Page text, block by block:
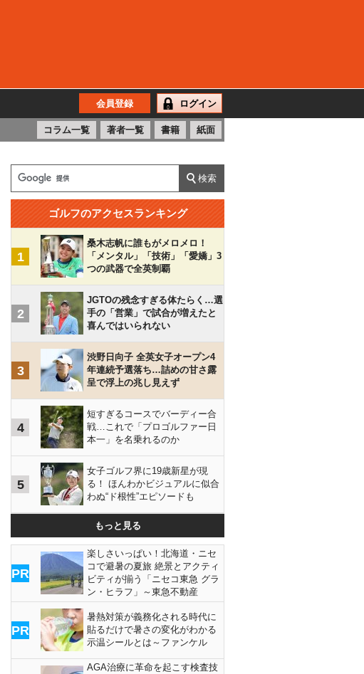
会員登録 ログイン
コラム一覧 著者一覧 書籍 紙面
ゴルフのアクセスランキング
1
桑木志帆に誰もがメロメロ！
「メンタル」「技術」「愛嬌」3
つの武器で全英制覇
2
JGTOの残念すぎる体たらく…選
手の「営業」で試合が増えたと
喜んではいられない
3
渋野日向子 全英女子オープン4
年連続予選落ち…詰めの甘さ露
呈で浮上の兆し見えず
4
短すぎるコースでバーディー合
戦…これで「プロゴルファー日
本一」を名乗れるのか
5
女子ゴルフ界に19歳新星が現
る！ ほんわかビジュアルに似合
わぬ“ド根性”エピソードも
もっと見る
PR
楽しさいっぱい！北海道・ニセ
コで避暑の夏旅 絶景とアクティ
ビティが揃う「ニセコ東急 グラ
ン・ヒラフ」～東急不動産
PR
暑熱対策が義務化される時代に
貼るだけで暑さの変化がわかる
示温シールとは～ファンケル
AGA治療に革命を起こす検査技